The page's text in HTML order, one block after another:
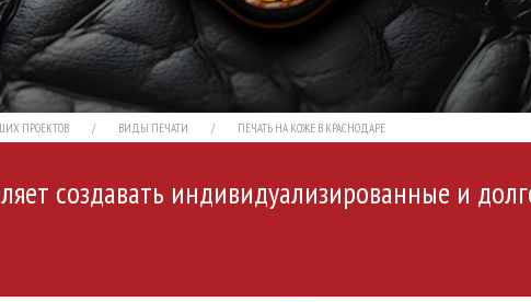
ПРОЕКТОВ ВИДЫ ПЕЧАТИ ПЕЧАТЬ НА КОЖЕ В КРАСНОДАРЕ
создавать индивидуализированные и